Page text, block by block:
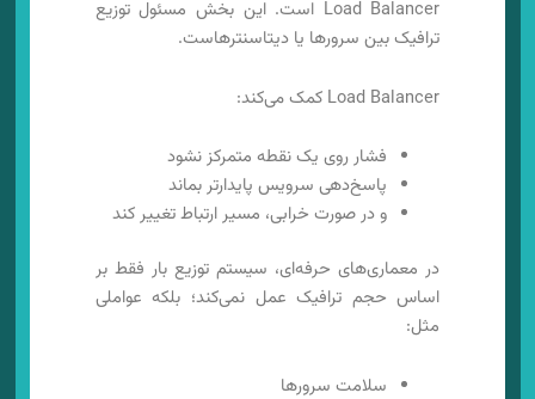
Load Balancer است. این بخش مسئول توزیع
ترافیک بین سرورها یا دیتاسنترهاست.
Load Balancer کمک می‌کند:
فشار روی یک نقطه متمرکز نشود
پاسخ‌دهی سرویس پایدارتر بماند
و در صورت خرابی، مسیر ارتباط تغییر کند
در معماری‌های حرفه‌ای، سیستم توزیع بار فقط بر
اساس حجم ترافیک عمل نمی‌کند؛ بلکه عواملی
مثل:
سلامت سرورها